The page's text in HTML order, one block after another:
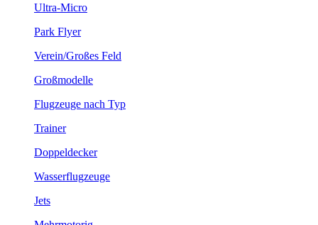
Ultra-Micro
Park Flyer
Verein/Großes Feld
Großmodelle
Flugzeuge nach Typ
Trainer
Doppeldecker
Wasserflugzeuge
Jets